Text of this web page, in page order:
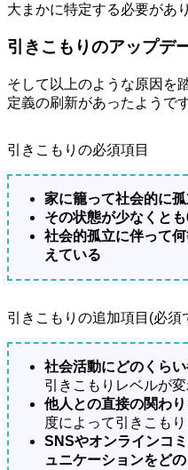
大まかに特定する必要があ
引きこもりのアップデ
そして以上のような原因を
定義の刷新があったようです
引きこもりの必須項目
家に籠って社会的に
その状態が少なくと
社会的孤立に伴って
えている
引きこもりの追加項目(必
社会活動にどのくら
引きこもりレベルが
他人との直接の関わ
度によって引きこも
SNSやオンラインコ
ュニケーションをど